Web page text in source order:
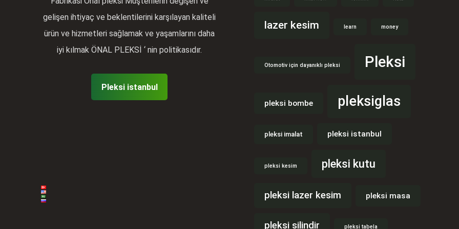
gelişen ihtiyaç ve beklentilerini karşılayan kaliteli
ürün ve hizmetleri sağlamak ve yaşamlarını daha
iyi kılmak ÖNAL PLEKSİ ‘ nin politikasıdır.
Pleksi istanbul
lazer kesim learn money
Otomotiv için dayanıklı pleksi Pleksi
pleksi bombe pleksiglas
pleksi imalat pleksi istanbul
pleksi kesim pleksi kutu
pleksi lazer kesim pleksi masa
pleksi silindir pleksi tabela